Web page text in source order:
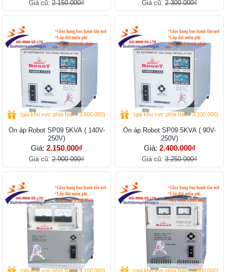
Giá cũ: 2.150.000₫ Giá cũ: 2.300.000₫
(giá khu vực phía Nam: 2.800.000)
Ổn áp Robot SP09 5KVA ( 140V-
250V)
Giá: 2.150.000₫
Giá cũ: 2.900.000₫
(giá khu vực phía Nam: 3.100.000)
Ổn áp Robot SP09 5KVA ( 90V-
250V)
Giá: 2.400.000₫
Giá cũ: 3.250.000₫
(giá khu vực phía Nam: 4.100.000) (giá khu vực phía Nam: 4.900.000)